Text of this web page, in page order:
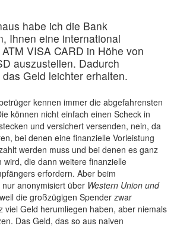
habe ich die Bank
Ihnen eine international
VISA CARD in Höhe von
auszustellen. Dadurch
Geld leichter erhalten.
kennen immer die abgefahrensten
können nicht einfach einen Scheck in
und versichert versenden, nein, da
bei denen eine finanzielle Vorleistung
werden muss und bei denen es ganz
wird, die dann weitere finanzielle
erfordern. Aber beim
anonymisiert über Western Union und
die großzügigen Spender zwar
viel Geld herumliegen haben, aber niemals
Das Geld, das so aus naiven